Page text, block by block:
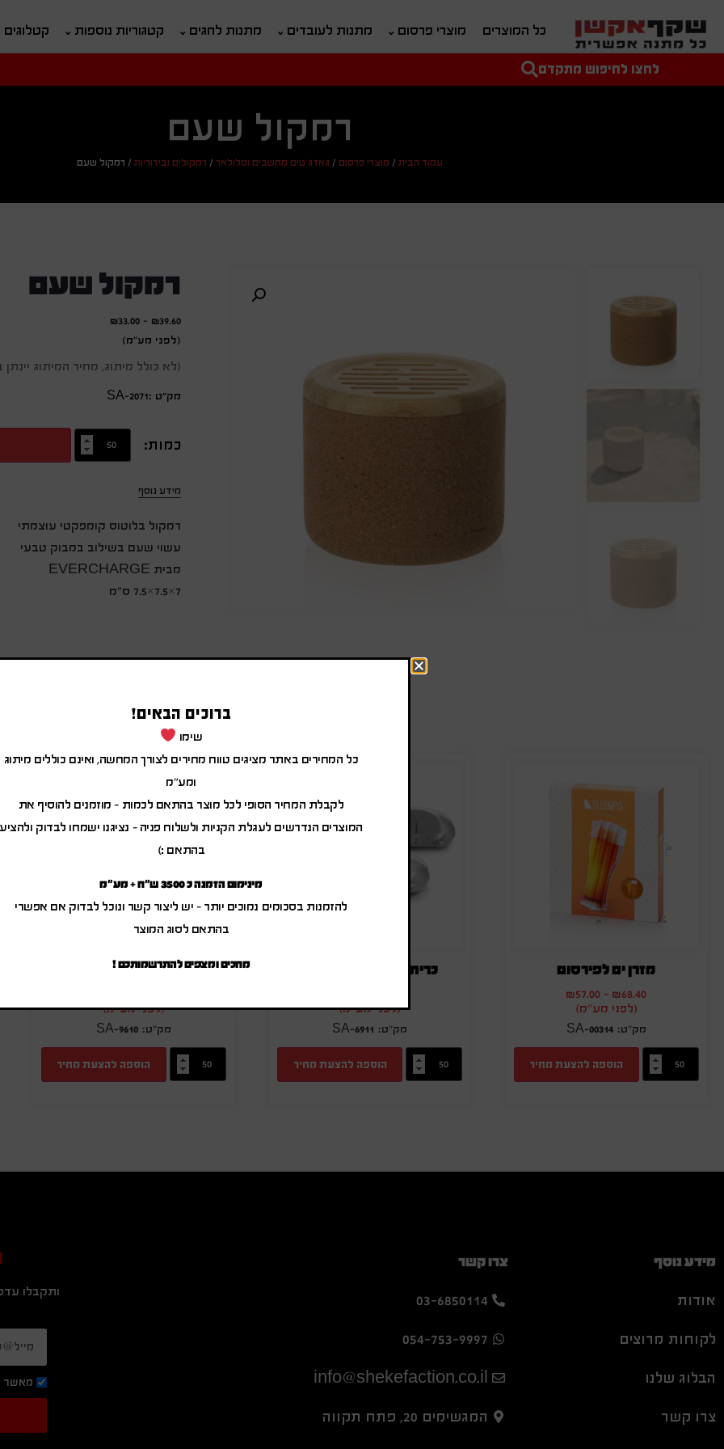
כל המוצרים מוצרי פרסום מתנות לעובדים מתנות לחגים קטגוריות נוספות קטלוגים
טקסט חופשי לחיפוש מחיר מיני'לחצו לחיפוש מתקדם
רמקול שעם
עמוד הבית / מוצרי פרסום / גאדג'טים מחשבים וסלולאר / רמקולים ובידוריות / רמקול שעם
רמקול שעם
₪39.60
-
₪33.00
(לפני מע"מ)
(לא כולל מיתוג, מחיר המיתוג
מק״ט :SA-2071
כמות:
מידע נוסף
רמקול בלוטוס קומפקטי עוצמתי
עשוי שעם בשילוב במבוק טבעי
מבית EVERCHARGE
7×7.5×7.5 ס"מ
מוצרים משודרגים
מזרן ים לפירסום
₪68.40
-
₪57.00
(לפני מע"מ)
SA-00314
הוספה להצעת מחיר
כרית עם מקום לבקבוק
(לפני מע"מ)
SA-6911
הוספה להצעת מחיר
מזרן ים מתנפח
(לפני מע"מ)
SA-9610
הוספה להצעת מחיר
מידע נוסף
אודות
לקוחות מרוצים
הבלוג שלנו
צרו קשר
צרו קשר
03-6850114
054-753-9997
info@shekefaction.co.il
המגשימים 20, פתח תקווה
ותקבלו
מאשר
ברוכים הבאים!
שימו
כל המחירים באתר מציגים טווח מחירים לצורך המחשה, ואינם כוללים מיתוג
ומע"מ
לקבלת המחיר הסופי לכל מוצר בהתאם לכמות – מוזמנים להוסיף את
המוצרים הנדרשים לעגלת הקניות ולשלוח פניה – נציגנו ישמחו לבדוק ולהציע
בהתאם :)
מינימום הזמנה כ 3500 ש"ח + מע"מ
להזמנות בסכומים נמוכים יותר – יש ליצור קשר ונוכל לבדוק אם אפשרי
בהתאם לסוג המוצר
מחכים ומצפים להתרשמותכם !